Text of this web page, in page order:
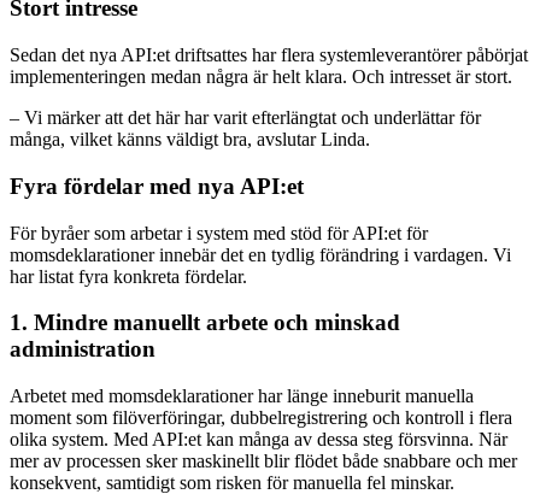
Stort intresse
Sedan det nya API:et driftsattes har flera systemleverantörer påbörjat
implementeringen medan några är helt klara. Och intresset är stort.
– Vi märker att det här har varit efterlängtat och underlättar för
många, vilket känns väldigt bra, avslutar Linda.
Fyra fördelar med nya API:et
För byråer som arbetar i system med stöd för API:et för
momsdeklarationer innebär det en tydlig förändring i vardagen. Vi
har listat fyra konkreta fördelar.
1. Mindre manuellt arbete och minskad
administration
Arbetet med momsdeklarationer har länge inneburit manuella
moment som filöverföringar, dubbelregistrering och kontroll i flera
olika system. Med API:et kan många av dessa steg försvinna. När
mer av processen sker maskinellt blir flödet både snabbare och mer
konsekvent, samtidigt som risken för manuella fel minskar.